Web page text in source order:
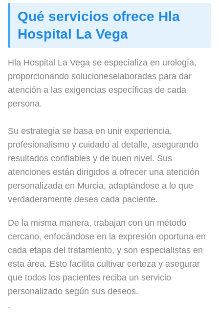
Qué servicios ofrece Hla
Hospital La Vega
Hla Hospital La Vega se especializa en urología,
proporcionando solucioneselaboradas para dar
atención a las exigencias específicas de cada
persona.
Su estrategia se basa en unir experiencia,
profesionalismo y cuidado al detalle, asegurando
resultados confiables y de buen nivel. Sus
atenciones están dirigidos a ofrecer una atención
personalizada en Murcia, adaptándose a lo que
verdaderamente desea cada paciente.
De la misma manera, trabajan con un método
cercano, enfocándose en la expresión oportuna en
cada etapa del tratamiento, y son especialistas en
esta área. Esto facilita cultivar certeza y asegurar
que todos los pacientes reciba un servicio
personalizado según sus deseos.
.